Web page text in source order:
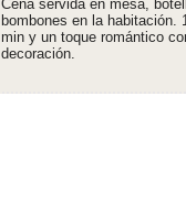
Cena servida en mesa,
bombones en la habitación.
min y un toque romántico
decoración.